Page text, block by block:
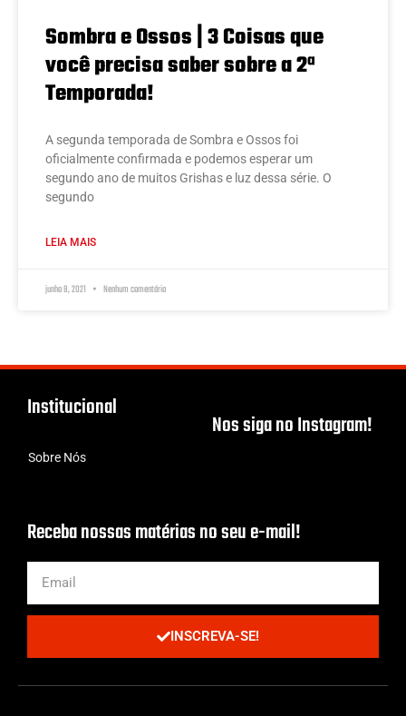
Sombra e Ossos | 3 Coisas que
você precisa saber sobre a 2ª
Temporada!
A segunda temporada de Sombra e Ossos foi
oficialmente confirmada e podemos esperar um
segundo ano de muitos Grishas e luz dessa série. O
segundo
LEIA MAIS
junho 8, 2021 Nenhum comentário
Institucional
Sobre Nós
Nos siga no Instagram!
Receba nossas matérias no seu e-mail!
INSCREVA-SE!